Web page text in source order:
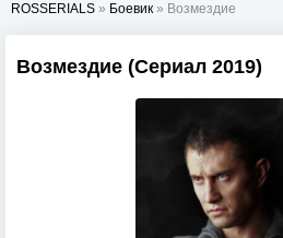
ROSSERIALS » Боевик » Возмездие
Возмездие (Сериал 2019)